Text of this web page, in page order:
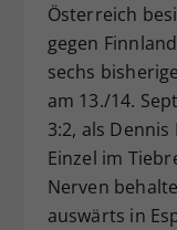
Österreich
gegen
sechs
am 13./14.
3:2, als
Einzel im
Nerven
auswärts in